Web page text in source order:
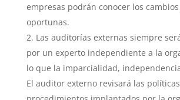
empresas podrán conocer los
oportunas.
Las auditorías externas siempre
por un experto independiente a la
lo que la imparcialidad,
El auditor externo revisará las